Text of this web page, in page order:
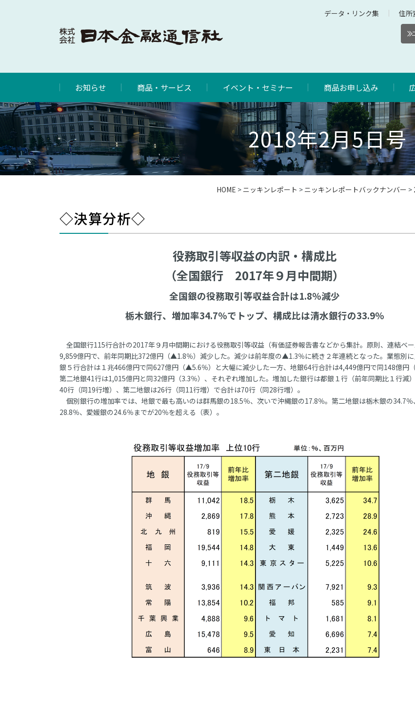
データ・リンク集 住所
お知らせ 商品・サービス イベント・セミナー 商品お申し込み
2018年2月5日号
HOME > ニッキンレポート > ニッキンレポートバックナンバー >
◇決算分析◇
役務取引等収益の内訳・構成比
（全国銀行 2017年９月中間期）
全国銀の役務取引等収益合計は1.8％減少
栃木銀行、増加率34.7％でトップ、構成比は清水銀行の33.9％
全国銀行115行合計の2017年９月中間期における役務取引等収益（有価証券報告書などから集計。原則、連結ベ
9,859億円で、前年同期比372億円（▲1.8％）減少した。減少は前年度の▲1.3％に続き２年連続となった。業態別に
銀５行合計は１兆466億円で同627億円（▲5.6％）と大幅に減少した一方、地銀64行合計は4,449億円で同148億円（
第二地銀41行は1,015億円と同32億円（3.3％）、それぞれ増加した。増加した銀行は都銀１行（前年同期比１行減
40行（同19行増）、第二地銀は26行（同11行増）で合計は70行（同28行増）。
個別銀行の増加率では、地銀で最も高いのは群馬銀の18.5％、次いで沖縄銀の17.8％。第二地銀は栃木銀の34.7％
28.8％、愛媛銀の24.6％までが20％を超える（表）。